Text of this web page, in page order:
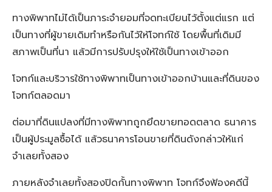
ทางพิพาทไม่ได้เป็นภาระจำยอมที่จดทะเบียนไว้ตั้งแต่แรก แต่
เป็นทางที่ผู้ขายเดิมทำหรือกันไว้ให้โจทก์ใช้ โดยพื้นที่เดิมมี
สภาพเป็นที่นา แล้วมีการปรับปรุงให้ใช้เป็นทางเข้าออก
โจทก์และบริวารใช้ทางพิพาทเป็นทางเข้าออกบ้านและที่ดินของ
โจทก์ตลอดมา
ต่อมาที่ดินแปลงที่มีทางพิพาทถูกยึดขายทอดตลาด ธนาคาร
เป็นผู้ประมูลซื้อได้ แล้วธนาคารโอนขายที่ดินดังกล่าวให้แก่
จำเลยทั้งสอง
ภายหลังจำเลยทั้งสองปิดกั้นทางพิพาท โจทก์จึงฟ้องคดีนี้